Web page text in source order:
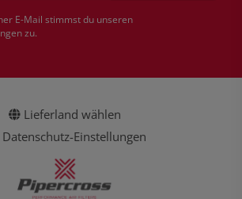
E-Mail stimmst du unseren
zu.
Lieferland wählen
Datenschutz-Einstellungen